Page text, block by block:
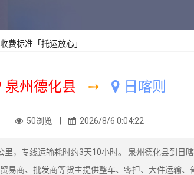
费标准「托运放心」
泉州德化县 ➙ 日喀则
50浏览 | 2026/8/6 0:04:22
，专线运输耗时约3天10小时。 泉州德化县到日
易商、批发商等货主提供整车、零担、大件运输